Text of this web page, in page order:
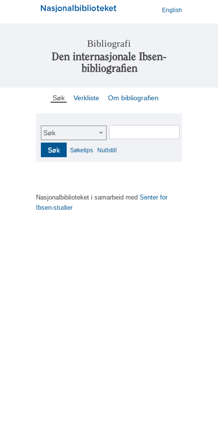
English
Bibliografi
Den internasjonale Ibsen-
bibliografien
Søk Verkliste Om bibliografien
Søk
Søk Søketips Nullstill
Nasjonalbiblioteket i samarbeid med Senter for
Ibsen-studier